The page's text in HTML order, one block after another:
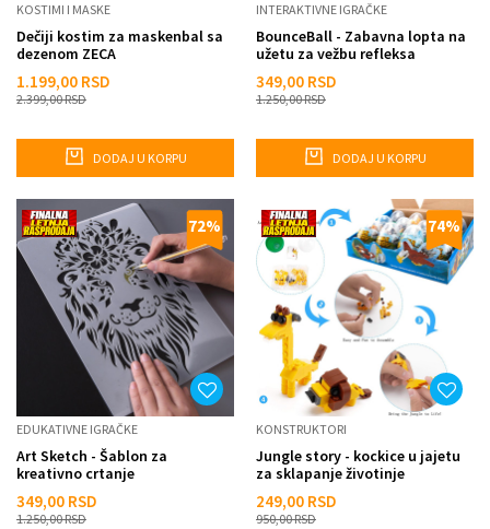
KOSTIMI I MASKE
Dečiji kostim za maskenbal sa
dezenom ZECA
1.199,00 RSD
2.399,00RSD
DODAJ U KORPU
INTERAKTIVNE IGRAČKE
BounceBall - Zabavna lopta na
užetu za vežbu refleksa
349,00 RSD
1.250,00RSD
DODAJ U KORPU
72%
EDUKATIVNE IGRAČKE
Art Sketch - Šablon za
kreativno crtanje
349,00 RSD
1.250,00RSD
74%
KONSTRUKTORI
Jungle story - kockice u jajetu
za sklapanje životinje
249,00 RSD
950,00RSD